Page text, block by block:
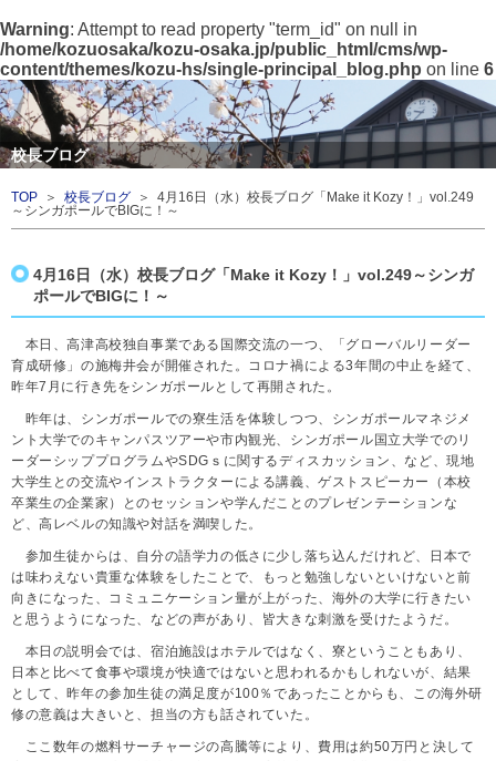
Warning: Attempt to read property "term_id" on null in
/home/kozuosaka/kozu-osaka.jp/public_html/cms/wp-
content/themes/kozu-hs/single-principal_blog.php on line 6
校長ブログ
TOP ＞ 校長ブログ ＞ 4月16日（水）校長ブログ「Make it Kozy！」vol.249
～シンガポールでBIGに！～
4月16日（水）校長ブログ「Make it Kozy！」vol.249～シンガ
ポールでBIGに！～
本日、高津高校独自事業である国際交流の一つ、「グローバルリーダー
育成研修」の施梅井会が開催された。コロナ禍による3年間の中止を経て、
昨年7月に行き先をシンガポールとして再開された。
昨年は、シンガポールでの寮生活を体験しつつ、シンガポールマネジメ
ント大学でのキャンパスツアーや市内観光、シンガポール国立大学でのリ
ーダーシッププログラムやSDGｓに関するディスカッション、など、現地
大学生との交流やインストラクターによる講義、ゲストスピーカー（本校
卒業生の企業家）とのセッションや学んだことのプレゼンテーションな
ど、高レベルの知識や対話を満喫した。
参加生徒からは、自分の語学力の低さに少し落ち込んだけれど、日本で
は味わえない貴重な体験をしたことで、もっと勉強しないといけないと前
向きになった、コミュニケーション量が上がった、海外の大学に行きたい
と思うようになった、などの声があり、皆大きな刺激を受けたようだ。
本日の説明会では、宿泊施設はホテルではなく、寮ということもあり、
日本と比べて食事や環境が快適ではないと思われるかもしれないが、結果
として、昨年の参加生徒の満足度が100％であったことからも、この海外研
修の意義は大きいと、担当の方も話されていた。
ここ数年の燃料サーチャージの高騰等により、費用は約50万円と決して